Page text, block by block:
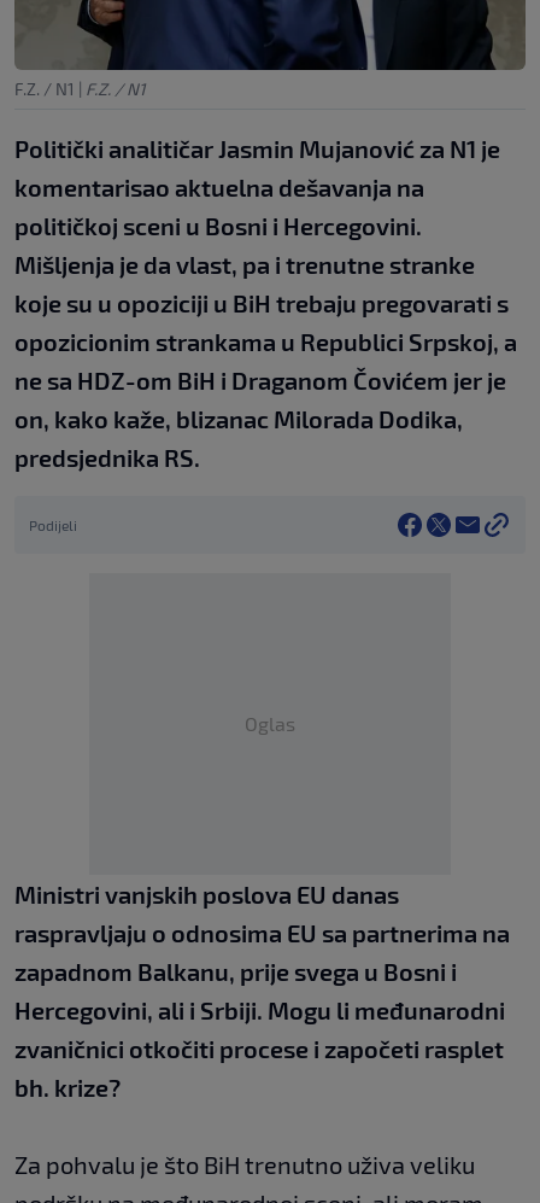
F.Z. / N1 | F.Z. / N1
Politički analitičar Jasmin Mujanović za N1 je
komentarisao aktuelna dešavanja na
političkoj sceni u Bosni i Hercegovini.
Mišljenja je da vlast, pa i trenutne stranke
koje su u opoziciji u BiH trebaju pregovarati s
opozicionim strankama u Republici Srpskoj, a
ne sa HDZ-om BiH i Draganom Čovićem jer je
on, kako kaže, blizanac Milorada Dodika,
predsjednika RS.
Podijeli
Oglas
Ministri vanjskih poslova EU danas
raspravljaju o odnosima EU sa partnerima na
zapadnom Balkanu, prije svega u Bosni i
Hercegovini, ali i Srbiji. Mogu li međunarodni
zvaničnici otkočiti procese i započeti rasplet
bh. krize?
Za pohvalu je što BiH trenutno uživa veliku